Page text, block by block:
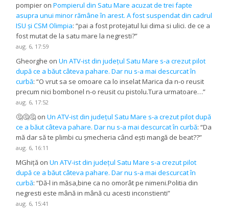
pompier onPompierul din Satu Mare acuzat de trei fapte
asupra unui minor rămâne în arest. A fost suspendat din cadrul
ISU și CSM Olimpia: “pai a fost protejatul lui dima si ulici. de ce a
fost mutat de la satu mare la negresti?”
aug. 6, 17:59
Gheorghe onUn ATV-ist din județul Satu Mare s-a crezut pilot
după ce a băut câteva pahare. Dar nu s-a mai descurcat în
curbă: “O vrut sa se omoare ca lo inselat Marica da n-o reusit
precum nici bombonel n-o reusit cu pistolu.Tura urmatoare…”
aug. 6, 17:52
🤔🤔🤔 onUn ATV-ist din județul Satu Mare s-a crezut pilot după
ce a băut câteva pahare. Dar nu s-a mai descurcat în curbă: “Da
mă dar să te plimbi cu șmecheria când ești mangă de beat??”
aug. 6, 16:11
MGhiță onUn ATV-ist din județul Satu Mare s-a crezut pilot
după ce a băut câteva pahare. Dar nu s-a mai descurcat în
curbă: “Dă-l in măsa,bine ca no omorât pe nimeni.Politia din
negresti este mână in mână cu acesti inconstienti”
aug. 6, 15:41